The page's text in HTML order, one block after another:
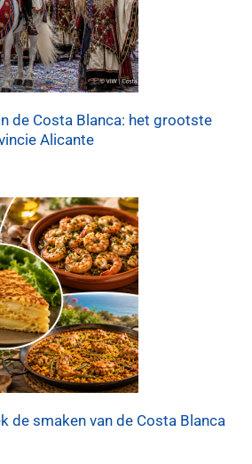
de Costa Blanca: het grootste
Alicante
de smaken van de Costa Blanca